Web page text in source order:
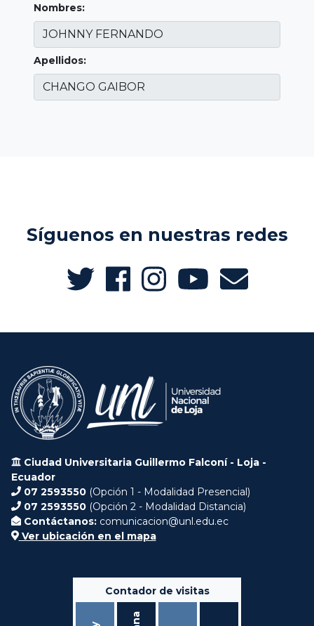
Nombres:
Apellidos:
Síguenos en nuestras redes
Ciudad Universitaria Guillermo Falconí - Loja -
Ecuador
07 2593550 (Opción 1 - Modalidad Presencial)
07 2593550 (Opción 2 - Modalidad Distancia)
Contáctanos: comunicacion@unl.edu.ec
Ver ubicación en el mapa
Contador de visitas